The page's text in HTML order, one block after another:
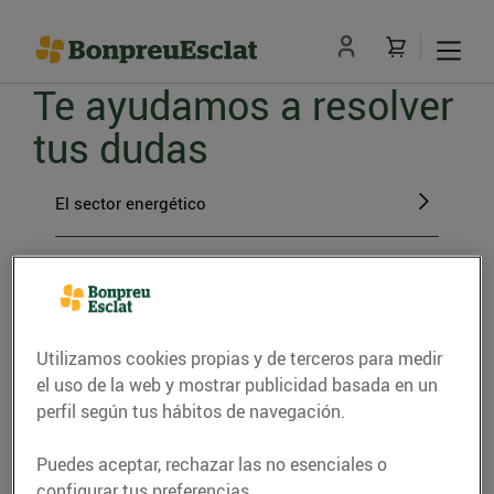
Te ayudamos a resolver
tus dudas
El sector energético
La energía verde
Utilizamos cookies propias y de terceros para medir
el uso de la web y mostrar publicidad basada en un
perfil según tus hábitos de navegación.
Puedes aceptar, rechazar las no esenciales o